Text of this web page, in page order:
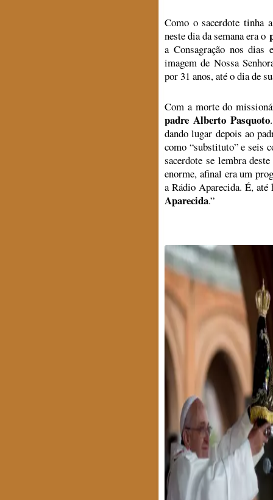
Como o sacerdote tinha
neste dia da semana era o
a Consagração nos
imagem de Nossa
por 31 anos, até o dia de
Com a morte do
padre Alberto Pasquoto
dando lugar depois ao
como “substituto” e seis
sacerdote se lembra
enorme, afinal era um
a Rádio Aparecida. É,
Aparecida.”